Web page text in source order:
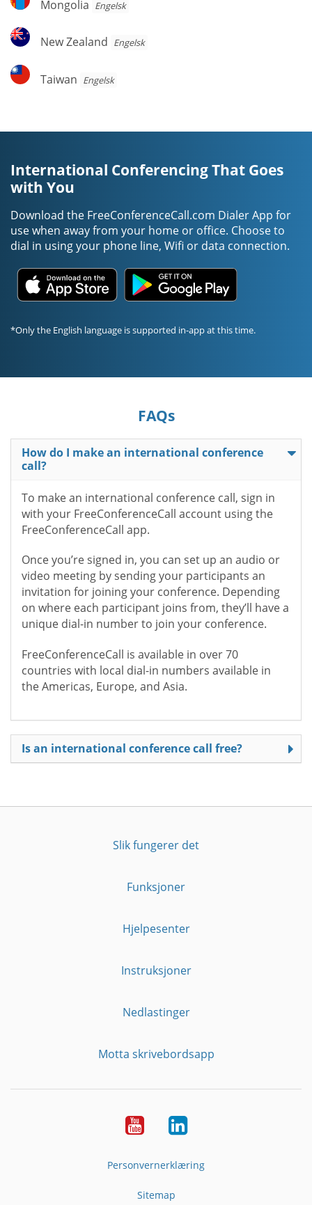
Mongolia Engelsk
New
Zealand
New Zealand Engelsk
Taiwan
Taiwan Engelsk
International Conferencing That Goes
with You
Download the FreeConferenceCall.com Dialer App for
use when away from your home or office. Choose to
dial in using your phone line, Wifi or data connection.
*Only the English language is supported in-app at this time.
FAQs
How do I make an international conference
call?
To make an international conference call, sign in
with your FreeConferenceCall account using the
FreeConferenceCall app.
Once you’re signed in, you can set up an audio or
video meeting by sending your participants an
invitation for joining your conference. Depending
on where each participant joins from, they’ll have a
unique dial-in number to join your conference.
FreeConferenceCall is available in over 70
countries with local dial-in numbers available in
the Americas, Europe, and Asia.
Is an international conference call free?
Slik fungerer det
Funksjoner
Hjelpesenter
Instruksjoner
Nedlastinger
Motta skrivebordsapp
YouTubeLinkedin
Personvernerklæring
Sitemap